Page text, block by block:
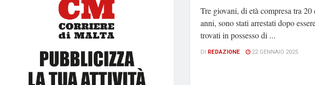
Tre giovani, di età compresa tra 20
anni, sono stati arrestati dopo
trovati in possesso di ...
DI REDAZIONE 22 GENNAIO 2025